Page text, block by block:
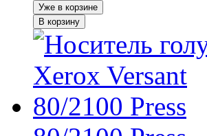
Уже в корзине
В корзину